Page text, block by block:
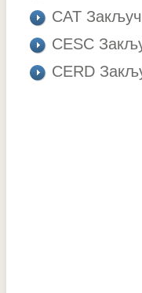
CAT
CESC
CERD